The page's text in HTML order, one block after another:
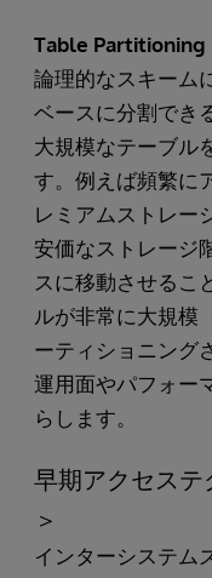
Table Partitioning
論理的なスキーム
ベースに分割でき
大規模なテーブル
す。例えば頻繁に
レミアムストレー
安価なストレージ
スに移動させるこ
ルが非常に大規模
ーティショニング
運用面やパフォー
らします。
早期アクセステ
＞
インターシステム